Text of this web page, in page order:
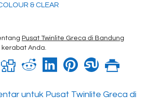
& CLEAR
Pusat Twinlite Greca di Bandung
Anda.
untuk Pusat Twinlite Greca di